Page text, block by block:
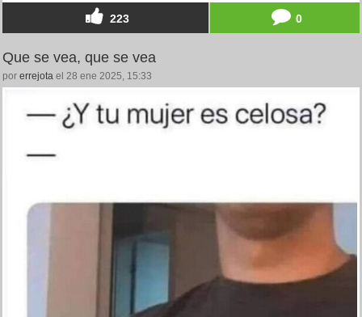
223 0
Que se vea, que se vea
por errejota el 28 ene 2025, 15:33